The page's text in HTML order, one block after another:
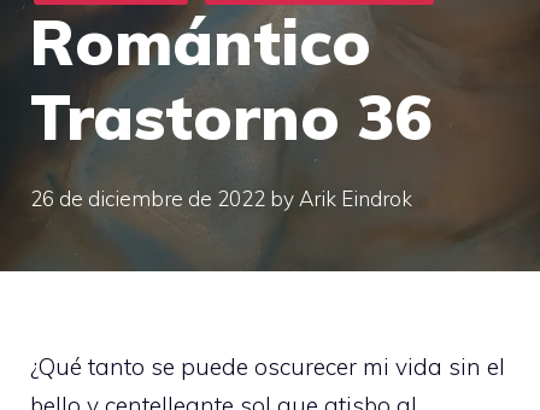
Romántico
Trastorno 36
26 de diciembre de 2022 by Arik Eindrok
¿Qué tanto se puede oscurecer mi vida sin el